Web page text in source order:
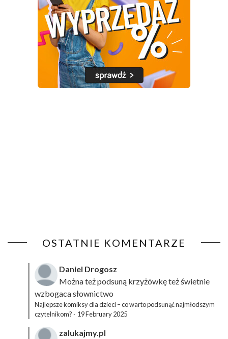
OSTATNIE KOMENTARZE
Daniel Drogosz
Można też podsuną krzyżówkęteż świetnie
wzbogaca słownictwo
Najlepsze komiksy dla dzieci – co warto podsunąć najmłodszym
czytelnikom? · 19 February 2025
zalukajmy.pl